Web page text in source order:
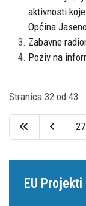
aktivnosti
Općina
Zabavne
Poziv na
Stranica 32 od 43
27
EU Projekti